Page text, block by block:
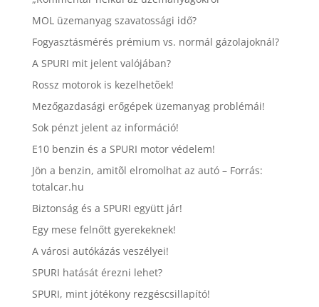
MOL üzemanyag szavatossági idő?
Fogyasztásmérés prémium vs. normál gázolajoknál?
A SPURI mit jelent valójában?
Rossz motorok is kezelhetõek!
Mezőgazdasági erőgépek üzemanyag problémái!
Sok pénzt jelent az információ!
E10 benzin és a SPURI motor védelem!
Jön a benzin, amitõl elromolhat az autó – Forrás:
totalcar.hu
Biztonság és a SPURI együtt jár!
Egy mese felnőtt gyerekeknek!
A városi autókázás veszélyei!
SPURI hatását érezni lehet?
SPURI, mint jótékony rezgéscsillapító!